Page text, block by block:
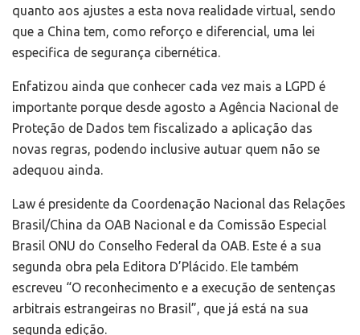
quanto aos ajustes a esta nova realidade virtual, sendo
que a China tem, como reforço e diferencial, uma lei
especifica de segurança cibernética.
Enfatizou ainda que conhecer cada vez mais a LGPD é
importante porque desde agosto a Agência Nacional de
Proteção de Dados tem fiscalizado a aplicação das
novas regras, podendo inclusive autuar quem não se
adequou ainda.
Law é presidente da Coordenação Nacional das Relações
Brasil/China da OAB Nacional e da Comissão Especial
Brasil ONU do Conselho Federal da OAB. Este é a sua
segunda obra pela Editora D’Plácido. Ele também
escreveu “O reconhecimento e a execução de sentenças
arbitrais estrangeiras no Brasil”, que já está na sua
segunda edição.